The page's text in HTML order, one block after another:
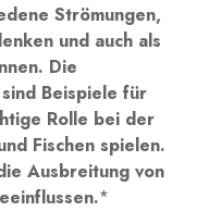
Strömungen,
und ‌auch als
Die
Beispiele für
Rolle ‌bei‌ der⁣
Fischen spielen.
Ausbreitung von‍
*